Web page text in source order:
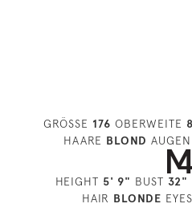
GRÖSSE 176 OBERWEITE
HAARE BLOND AUGEN
HEIGHT 5' 9" BUST 32"
HAIR BLONDE EYES